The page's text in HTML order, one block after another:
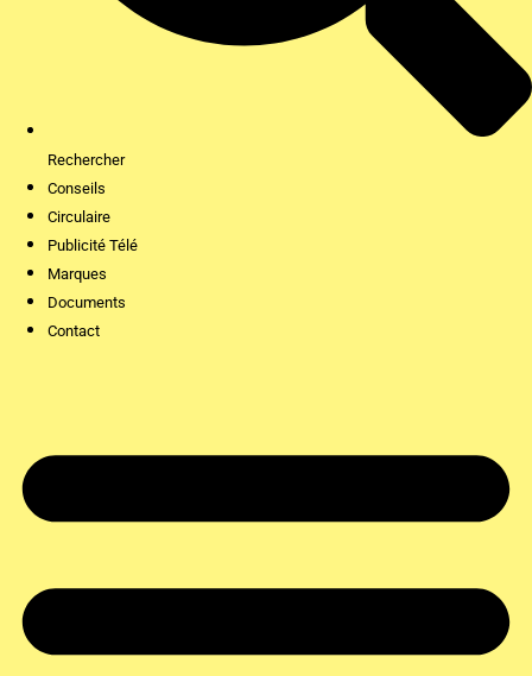
Rechercher
Conseils
Circulaire
Publicité Télé
Marques
Documents
Contact